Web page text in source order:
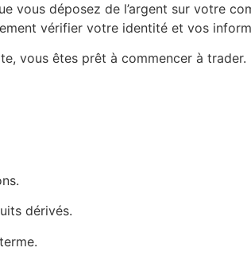
vous déposez de l’argent sur votre
vérifier votre identité et vos
vous êtes prêt à commencer à
dérivés.